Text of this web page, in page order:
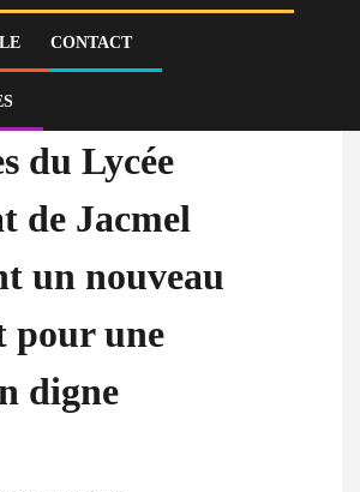
CONTACT
de Jacmel réclament un nouveau
digne
du Lycée
de Jacmel
un nouveau
pour une
digne